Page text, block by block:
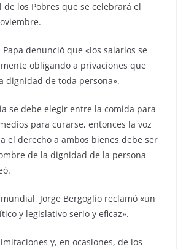
de los Pobres que se celebrará el
Papa denunció que «los salarios se
obligando a privaciones que
dignidad de toda persona».
se debe elegir entre la comida para
para curarse, entonces la voz
el derecho a ambos bienes debe ser
de la dignidad de la persona
Jorge Bergoglio reclamó «un
y legislativo serio y eficaz».
y, en ocasiones, de los